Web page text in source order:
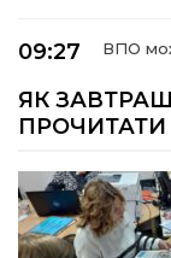
09:27
ВПО
14:12
Досі
14:04
людина
ЯК
ПРОЧИТАТИ